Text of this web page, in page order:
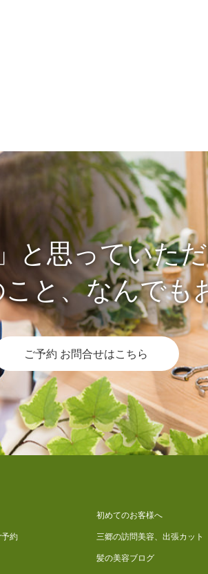
と思っていた
と、なんでも
ご予約 お問合せはこちら
約
初めてのお客様へ
三郷の訪問美容、出張カット
髪の美容ブログ